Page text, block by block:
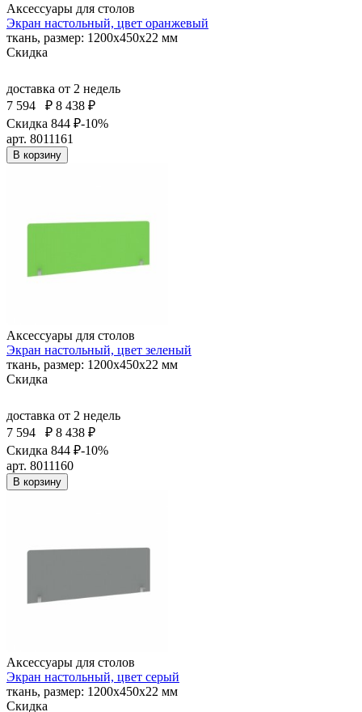
Аксессуары для столов
Экран настольный, цвет оранжевый
ткань, размер: 1200х450х22 мм
Скидка
доставка от 2 недель
7 594
₽ 8 438 ₽
Скидка 844 ₽-10%
арт. 8011161
В корзину
Аксессуары для столов
Экран настольный, цвет зеленый
ткань, размер: 1200х450х22 мм
Скидка
доставка от 2 недель
7 594
₽ 8 438 ₽
Скидка 844 ₽-10%
арт. 8011160
В корзину
Аксессуары для столов
Экран настольный, цвет серый
ткань, размер: 1200х450х22 мм
Скидка